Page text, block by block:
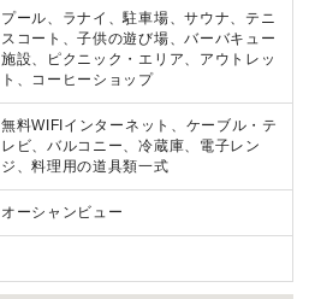
プール、ラナイ、駐車場、サウナ、テニ
スコート、子供の遊び場、バーバキュー
施設、ピクニック・エリア、アウトレッ
ト、コーヒーショップ
無料WIFIインターネット、ケーブル・テ
レビ、バルコニー、冷蔵庫、電子レン
ジ、料理用の道具類一式
オーシャンビュー